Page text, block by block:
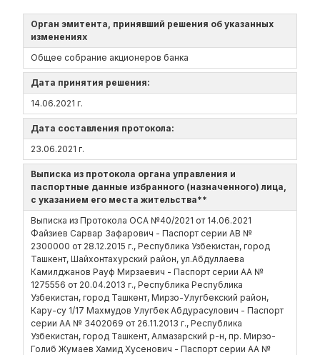
Орган эмитента, принявший решения об указанных
изменениях
Общее собрание акционеров банка
Дата принятия решения:
14.06.2021 г.
Дата составления протокола:
23.06.2021 г.
Выписка из протокола органа управления и
паспортные данные избранного (назначенного) лица,
с указанием его места жительства**
Выписка из Протокола ОСА №40/2021 от 14.06.2021
Файзиев Сарвар Зафарович - Паспорт серии АB №
2300000 от 28.12.2015 г., Республика Узбекистан, город
Ташкент, Шайхонтахурский район, ул.Абдуллаева
Камилджанов Рауф Мирзаевич - Паспорт серии АА №
1275556 от 20.04.2013 г., Республика Республика
Узбекистан, город Ташкент, Мирзо-Улугбекский район,
Кару-су 1/17 Махмудов Улугбек Абдурасулович - Паспорт
серии АА № 3402069 от 26.11.2013 г., Республика
Узбекистан, город Ташкент, Алмазарский р-н, пр. Мирзо-
Голиб Жумаев Хамид Хусенович - Паспорт серии АА №